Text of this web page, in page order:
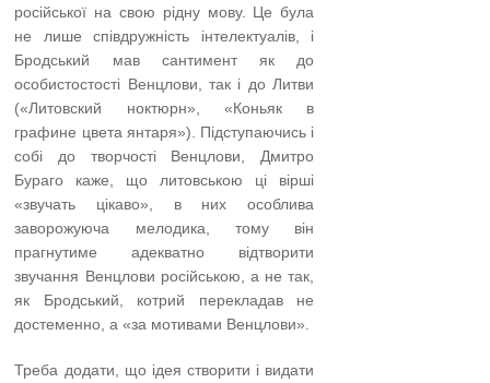
російської на свою рідну мову. Це була
не лише співдружність інтелектуалів, і
Бродський мав сантимент як до
особистостості Венцлови, так і до Литви
(«Литовский ноктюрн», «Коньяк в
графине цвета янтаря»). Підступаючись і
собі до творчості Венцлови, Дмитро
Бураго каже, що литовською ці вірші
«звучать цікаво», в них особлива
заворожуюча мелодика, тому він
прагнутиме адекватно відтворити
звучання Венцлови російською, а не так,
як Бродський, котрий перекладав не
достеменно, а «за мотивами Венцлови».
Треба додати, що ідея створити і видати